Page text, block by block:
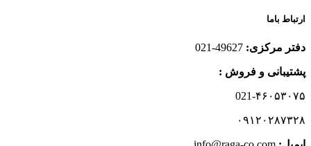
ارتباط باما
دفتر مرکزی:
پشتیبانی و فروش :
021-۴۶۰۵۳۰۷۵
۰۹۱۲۰۲۸۷۳۲۸